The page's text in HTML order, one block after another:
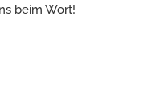
beim Wort!